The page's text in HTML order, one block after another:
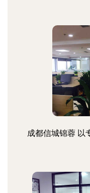
成都信城锦蓉 以